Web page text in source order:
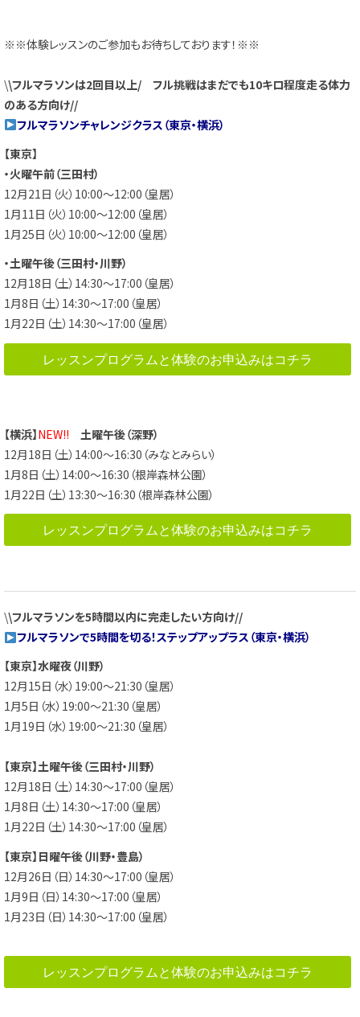
※※体験レッスンのご参加もお待ちしております！※※
\\フルマラソンは2回目以上/ フル挑戦はまだでも10キロ程度走る体力
のある方向け//
フルマラソンチャレンジクラス（東京・横浜）
【東京】
・火曜午前（三田村）
12月21日（火）10:00～12:00（皇居）
1月11日（火）10:00～12:00（皇居）
1月25日（火）10:00～12:00（皇居）
・土曜午後（三田村・川野）
12月18日（土）14:30～17:00（皇居）
1月8日（土）14:30～17:00（皇居）
1月22日（土）14:30～17:00（皇居）
レッスンプログラムと体験のお申込みはコチラ
【横浜】NEW!!
土曜午後（深野）
12月18日（土）14:00～16:30（みなとみらい）
1月8日（土）14:00～16:30（根岸森林公園）
1月22日（土）13:30～16:30（根岸森林公園）
レッスンプログラムと体験のお申込みはコチラ
\\フルマラソンを5時間以内に完走したい方向け//
フルマラソンで5時間を切る！ステップアップラス（東京・横浜）
【東京】水曜夜（川野）
12月15日（水）19:00～21:30（皇居）
1月5日（水）19:00～21:30（皇居）
1月19日（水）19:00～21:30（皇居）
【東京】土曜午後（三田村・川野）
12月18日（土）14:30～17:00（皇居）
1月8日（土）14:30～17:00（皇居）
1月22日（土）14:30～17:00（皇居）
【東京】日曜午後（川野・豊島）
12月26日（日）14:30～17:00（皇居）
1月9日（日）14:30～17:00（皇居）
1月23日（日）14:30～17:00（皇居）
レッスンプログラムと体験のお申込みはコチラ